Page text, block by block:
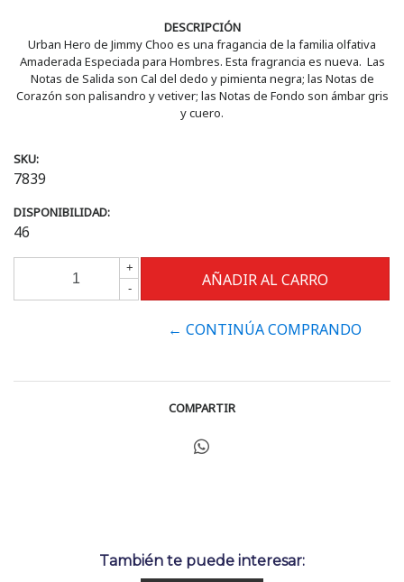
DESCRIPCIÓN
Urban Hero de Jimmy Choo es una fragancia de la familia olfativa
Amaderada Especiada para Hombres. Esta fragrancia es nueva. Las
Notas de Salida son Cal del dedo y pimienta negra; las Notas de
Corazón son palisandro y vetiver; las Notas de Fondo son ámbar gris
y cuero.
SKU:
7839
DISPONIBILIDAD:
46
+
-
← CONTINÚA COMPRANDO
COMPARTIR
También te puede interesar: